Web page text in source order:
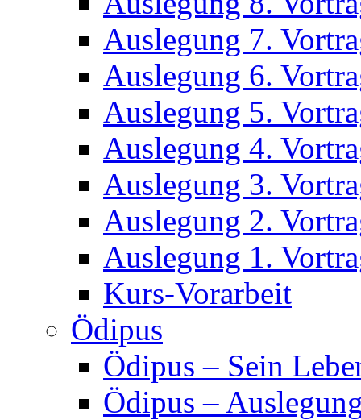
Auslegung 7.
Auslegung 6.
Auslegung 5.
Auslegung 4.
Auslegung 3.
Auslegung 2.
Auslegung 1.
Kurs-Vorarbeit
Ödipus
Ödipus – Sein
Ödipus –